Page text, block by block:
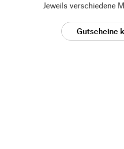
Jeweils verschiedene
Gutscheine